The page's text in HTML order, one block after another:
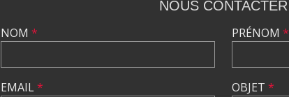
NOUS CONTACTER
NOM *
EMAIL*
PRÉNOM *
OBJET *